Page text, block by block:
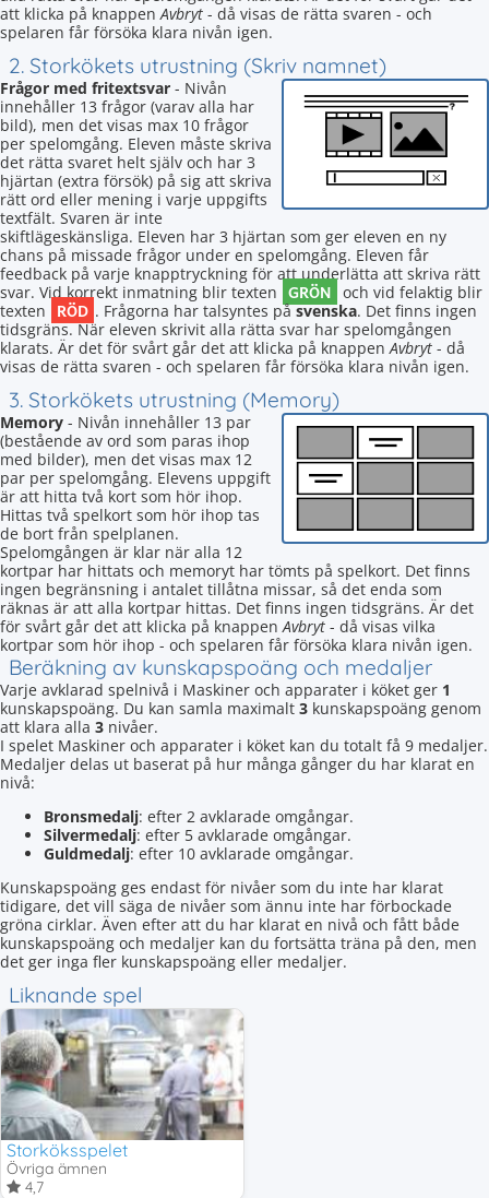
att klicka på knappenAvbryt - då visas de rätta svaren - och
spelaren får försöka klara nivån igen.
2. Storkökets utrustning (Skriv namnet)
Frågor med fritextsvar - Nivån
innehåller 13 frågor (varav alla har
bild), men det visas max 10 frågor
per spelomgång. Eleven måste skriva
det rätta svaret helt själv och har 3
hjärtan (extra försök) på sig att skriva
rätt ord eller mening i varje uppgifts
textfält. Svaren är inte
skiftlägeskänsliga. Eleven har 3 hjärtan som ger eleven en ny
chans på missade frågor under en spelomgång. Eleven får
feedback på varje knapptryckning för att underlätta att skriva rätt
svar. Vid korrekt inmatning blir texten GRÖN och vid felaktig blir
texten
RÖD . Frågorna har talsyntes påsvenska. Det finns ingen
tidsgräns. När eleven skrivit alla rätta svar har spelomgången
klarats. Är det för svårt går det att klicka på knappenAvbryt - då
visas de rätta svaren - och spelaren får försöka klara nivån igen.
3. Storkökets utrustning (Memory)
Memory - Nivån innehåller 13 par
(bestående av ord som paras ihop
med bilder), men det visas max 12
par per spelomgång. Elevens uppgift
är att hitta två kort som hör ihop.
Hittas två spelkort som hör ihop tas
de bort från spelplanen.
Spelomgången är klar när alla 12
kortpar har hittats och memoryt har tömts på spelkort. Det finns
ingen begränsning i antalet tillåtna missar, så det enda som
räknas är att alla kortpar hittas. Det finns ingen tidsgräns. Är det
för svårt går det att klicka på knappenAvbryt - då visas vilka
kortpar som hör ihop - och spelaren får försöka klara nivån igen.
Beräkning av kunskapspoäng och medaljer
Varje avklarad spelnivå i Maskiner och apparater i köket ger 1
kunskapspoäng. Du kan samla maximalt 3 kunskapspoäng genom
att klara alla 3 nivåer.
I spelet Maskiner och apparater i köket kan du totalt få 9 medaljer.
Medaljer delas ut baserat på hur många gånger du har klarat en
nivå:
Bronsmedalj: efter 2 avklarade omgångar.
Silvermedalj: efter 5 avklarade omgångar.
Guldmedalj: efter 10 avklarade omgångar.
Kunskapspoäng ges endast för nivåer som du inte har klarat
tidigare, det vill säga de nivåer som ännu inte har förbockade
gröna cirklar. Även efter att du har klarat en nivå och fått både
kunskapspoäng och medaljer kan du fortsätta träna på den, men
det ger inga fler kunskapspoäng eller medaljer.
Liknande spel
Storköksspelet
Övriga ämnen
4,7